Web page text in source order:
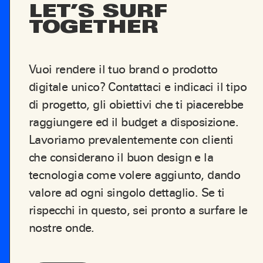
LET’S SURF
TOGETHER
Vuoi rendere il tuo brand o prodotto
digitale unico? Contattaci e indicaci il tipo
di progetto, gli obiettivi che ti piacerebbe
raggiungere ed il budget a disposizione.
Lavoriamo prevalentemente con clienti
che considerano il buon design e la
tecnologia come volere aggiunto, dando
valore ad ogni singolo dettaglio. Se ti
rispecchi in questo, sei pronto a surfare le
nostre onde.